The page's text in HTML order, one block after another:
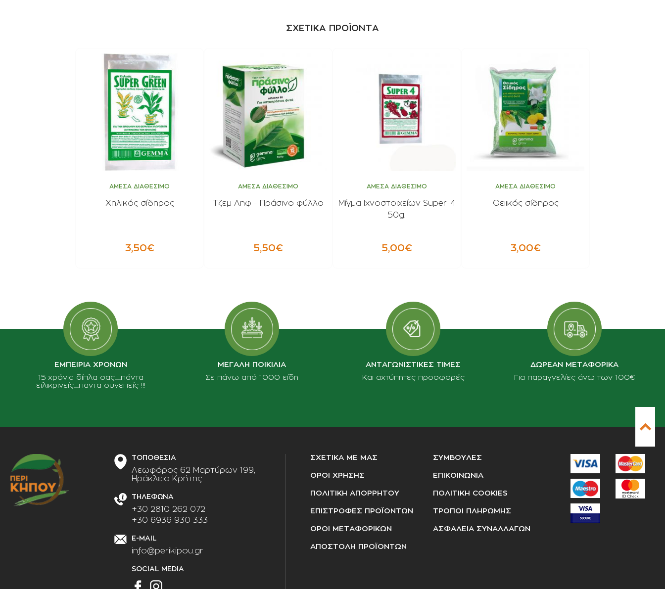
ΣΧΕΤΙΚΑ ΠΡΟΪΟΝΤΑ
ΑΜΕΣΑ ΔΙΑΘΕΣΙΜΟ
Χηλικός σίδηρος
3,50€
ΑΜΕΣΑ ΔΙΑΘΕΣΙΜΟ
Τζεμ Ληφ - Πράσινο φύλλο
5,50€
ΑΜΕΣΑ ΔΙΑΘΕΣΙΜΟ
Μίγμα Ιχνοστοιχείων Super-4
50g.
5,00€
ΑΜΕΣΑ ΔΙΑΘΕΣΙΜΟ
Θειικός σίδηρος
3,00€
ΕΜΠΕΙΡΙΑ ΧΡΟΝΩΝ
15 χρόνια δίπλα σας......πάντα
ειλικρινείς.....παντα συνεπείς !!!
ΜΕΓΑΛΗ ΠΟΙΚΙΛΙΑ
Σε πάνω από 1000 είδη
ΑΝΤΑΓΩΝΙΣΤΙΚΕΣ ΤΙΜΕΣ
Και αχτύπητες προσφορές
ΔΩΡΕΑΝ ΜΕΤΑΦΟΡΙΚΑ
Για παραγγελίες άνω των 100€
ΤΟΠΟΘΕΣΙΑ
Λεωφόρος 62 Μαρτύρων 199,
Ηράκλειο Κρήτης
ΤΗΛΕΦΩΝΑ
+30 2810 262 072
+30 6936 930 333
E-MAIL
info@perikipou.gr
SOCIAL MEDIA
ΣΧΕΤΙΚΑ ΜΕ ΜΑΣ ΣΥΜΒΟΥΛΕΣ
ΟΡΟΙ ΧΡΗΣΗΣ ΕΠΙΚΟΙΝΩΝΙΑ
ΠΟΛΙΤΙΚΗ ΑΠΟΡΡΗΤΟΥ ΠΟΛΙΤΙΚΗ COOKIES
ΕΠΙΣΤΡΟΦΕΣ ΠΡΟΪΟΝΤΩΝ ΤΡΟΠΟΙ ΠΛΗΡΩΜΗΣ
ΟΡΟΙ ΜΕΤΑΦΟΡΙΚΩΝ ΑΣΦΑΛΕΙΑ ΣΥΝΑΛΛΑΓΩΝ
ΑΠΟΣΤΟΛΗ ΠΡΟΪΟΝΤΩΝ